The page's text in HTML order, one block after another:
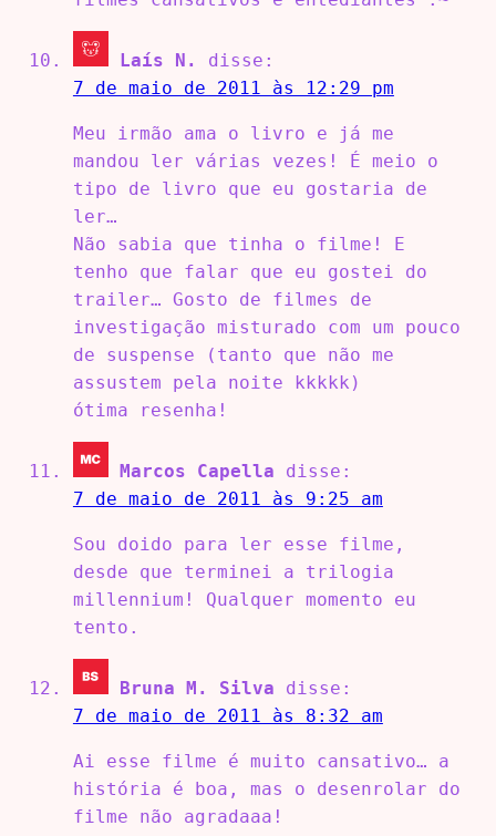
Laís N.
disse:
7 de maio de 2011 às 12:29 pm
Meu irmão ama o livro e já me
mandou ler várias vezes! É meio o
tipo de livro que eu gostaria de
ler…
Não sabia que tinha o filme! E
tenho que falar que eu gostei do
trailer… Gosto de filmes de
investigação misturado com um pouco
de suspense (tanto que não me
assustem pela noite kkkkk)
ótima resenha!
Marcos Capella
disse:
7 de maio de 2011 às 9:25 am
Sou doido para ler esse filme,
desde que terminei a trilogia
millennium! Qualquer momento eu
tento.
Bruna M. Silva
disse:
7 de maio de 2011 às 8:32 am
Ai esse filme é muito cansativo… a
história é boa, mas o desenrolar do
filme não agradaaa!